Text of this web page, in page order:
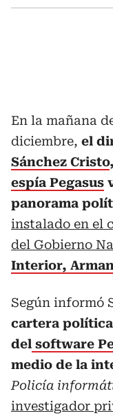
En la mañana
diciembre, el
Sánchez Cristo
espía Pegasus
panorama
instalado en el
del Gobierno
Interior,
Según informó
cartera
del software
medio de la
Policía
investigador